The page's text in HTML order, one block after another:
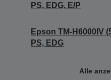
PS, EDG, E/P
Epson TM-H6000IV
PS, EDG
Alle